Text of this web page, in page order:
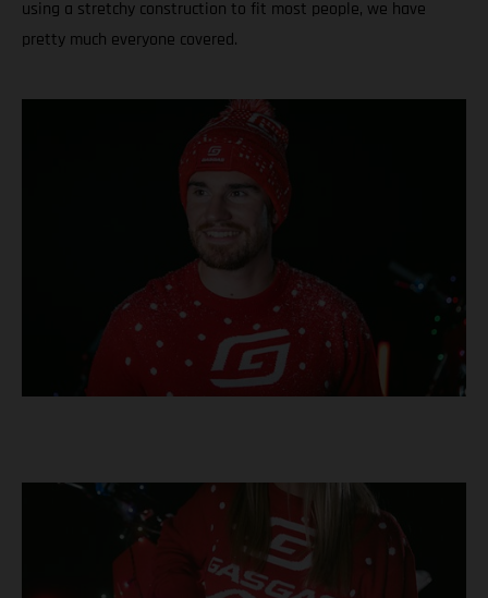
using a stretchy construction to fit most people, we have
pretty much everyone covered.